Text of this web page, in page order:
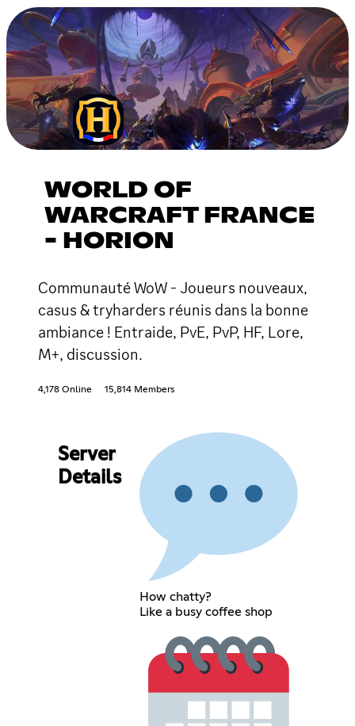
WORLD OF
WARCRAFT FRANCE
- HORION
Communauté WoW - Joueurs nouveaux,
casus & tryharders réunis dans la bonne
ambiance ! Entraide, PvE, PvP, HF, Lore,
M+, discussion.
4,178 Online 15,814 Members
Server
Details
How chatty?
Like a busy coffee shop